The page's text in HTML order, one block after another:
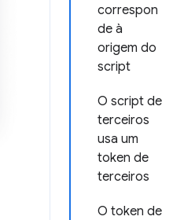
correspon
de à
origem do
script
O script de
terceiros
usa um
token de
terceiros
O token de